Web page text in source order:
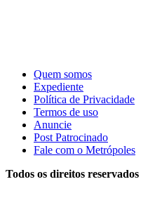
Quem somos
Expediente
Política de Privacidade
Termos de uso
Anuncie
Post Patrocinado
Fale com o Metrópoles
Todos os direitos reservados